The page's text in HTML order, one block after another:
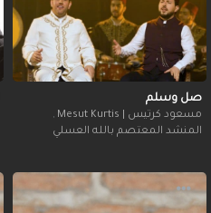
صل وسلم
مسعود كرتيس | Mesut Kurtis ,
المنشد المعتصم بالله العسلي